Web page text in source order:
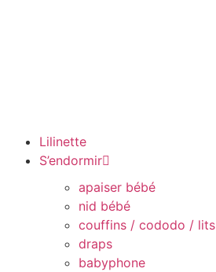
Lilinette
S’endormir
apaiser bébé
nid bébé
couffins / cododo / lits
draps
babyphone